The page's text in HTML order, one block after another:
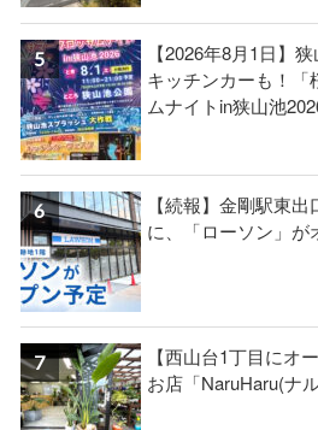
【2026年8月1日】
キッチンカーも！「
ムナイトin狭山池
【続報】金剛駅東
に、「ローソン」が
【西山台1丁目にオ
お店「NaruHaru(ナ